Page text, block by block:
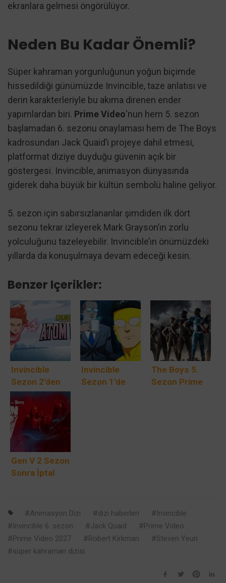
ekranlara gelmesi öngörülüyor.
Neden Bu Kadar Önemli?
Süper kahraman yorgunluğunun yoğun biçimde
hissedildiği günümüzde Invincible, taze anlatısı ve
derin karakterleriyle bu akıma direnen ender
yapımlardan biri. Prime Video‘nun hem 5. sezon
başlamadan 6. sezonu onaylaması hem de The Boys
kadrosundan Jack Quaid’i projeye dahil etmesi,
platformat diziye duyduğu güvenin açık bir
göstergesi. Invincible, animasyon dünyasında
giderek daha büyük bir kültün sembolü haline geliyor.
5. sezon için sabırsızlananlar şimdiden ilk dört
sezonu tekrar izleyerek Mark Grayson’ın zorlu
yolculuğunu tazeleyebilir. Invincible’ın önümüzdeki
yıllarda da konuşulmaya devam edeceği kesin.
Benzer Içerikler:
Invincible
Sezon 2’den
Önce Atom
Eve’i İzlemeniz
Gerekiyor mu?
Invincible
Sezon 1’de
The Boys 5.
Sezon Prime
Gen V 2 Sezon
Sonra İptal
Boys Yan Dizisi
Sona Erdi
Animasyon Dizi dizi haberleri
Invincible
Invincible 6. sezon
Jack Quaid
Prime Video
Prime Video 2027
Robert Kirkman
Steven Yeun
süper kahraman dizisi